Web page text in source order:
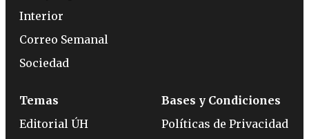
Interior
Correo Semanal
Sociedad
Temas
Editorial ÚH
Bases y Condiciones
Políticas de Privacidad